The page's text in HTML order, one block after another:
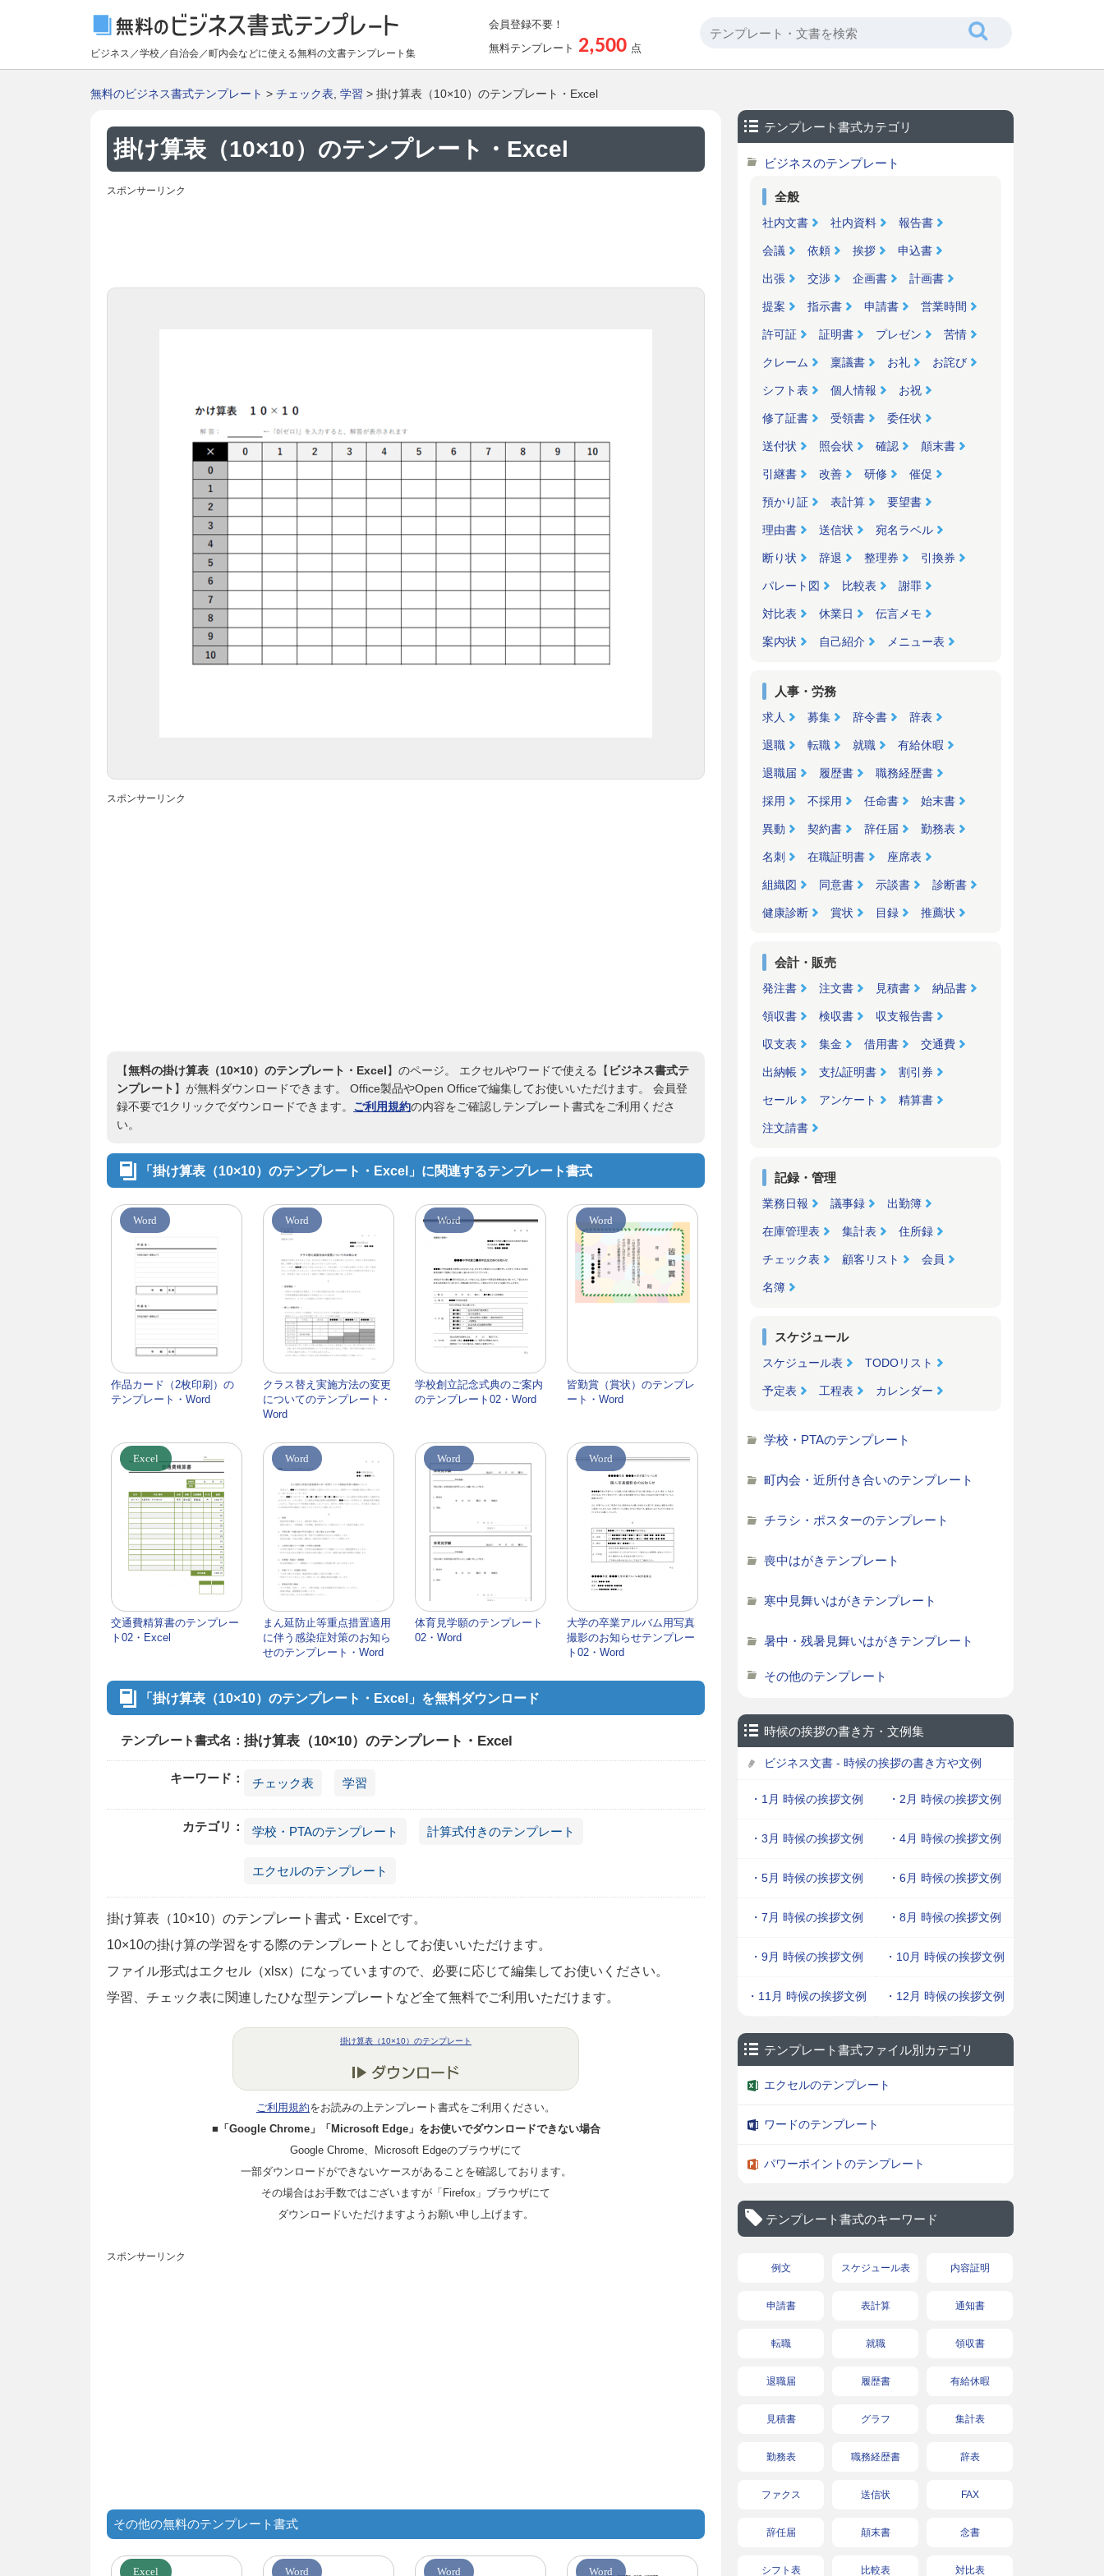
ビジネス／学校／自治会／町内会などに使える無料の文書テンプレート集
会員登録不要！
無料テンプレート 2,500 点
無料のビジネス書式テンプレート > チェック表 学習 > 掛け算表（10×10）のテンプレート・Excel
掛け算表（10×10）のテンプレート・Excel
スポンサーリンク
スポンサーリンク
【無料の掛け算表（10×10）のテンプレート・Excel】のページ。 エクセルやワードで使える【 ビジネス書式テ
ンプレート 】が無料ダウンロードできます。 Office製品やOpen Officeで編集してお使いいただけます。 会員登
録不要で1クリックでダウンロードできます。 ご利用規約の内容をご確認しテンプレート書式をご利用くださ
い。
「掛け算表（10×10）のテンプレート・Excel」に関連するテンプレート書式
Word
作品カード（2枚印刷）の
テンプレート・Word
Word
クラス替え実施方法の変更
についてのテンプレート・
Word
Word
学校創立記念式典のご案内
のテンプレート02・Word
Word
皆勤賞（賞状）のテンプレ
ート・Word
Excel
交通費精算書のテンプレー
ト02・Excel
Word
まん延防止等重点措置適用
に伴う感染症対策のお知ら
せのテンプレート・Word
Word
体育見学願のテンプレート
02・Word
Word
大学の卒業アルバム用写真
撮影のお知らせテンプレー
ト02・Word
「掛け算表（10×10）のテンプレート・Excel」を無料ダウンロード
テンプレート書式名：掛け算表（10×10）のテンプレート・Excel
キーワード： チェック表 学習
カテゴリ： 学校・PTAのテンプレート 計算式付きのテンプレート
エクセルのテンプレート
掛け算表（10×10）のテンプレート書式・Excelです。
10×10の掛け算の学習をする際のテンプレートとしてお使いいただけます。
ファイル形式はエクセル（xlsx）になっていますので、必要に応じて編集してお使いください。
学習、チェック表に関連したひな型テンプレートなど全て無料でご利用いただけます。
掛け算表（10×10）のテンプレート
ご利用規約をお読みの上テンプレート書式をご利用ください。
■「Google Chrome」「Microsoft Edge」をお使いでダウンロードできない場合
Google Chrome、Microsoft Edgeのブラウザにて
一部ダウンロードができないケースがあることを確認しております。
その場合はお手数ではございますが「Firefox」ブラウザにて
ダウンロードいただけますようお願い申し上げます。
スポンサーリンク
その他の無料のテンプレート書式
Excel Word Word Word
テンプレート書式カテゴリ
ビジネスのテンプレート
全般
社内文書 社内資料 報告書
会議 依頼 挨拶 申込書
出張 交渉 企画書 計画書
提案 指示書 申請書 営業時間
許可証 証明書 プレゼン 苦情
クレーム 稟議書 お礼 お詫び
シフト表 個人情報 お祝
修了証書 受領書 委任状
送付状 照会状 確認 顛末書
引継書 改善 研修 催促
預かり証 表計算 要望書
理由書 送信状 宛名ラベル
断り状 辞退 整理券 引換券
パレート図 比較表 謝罪
対比表 休業日 伝言メモ
案内状 自己紹介 メニュー表
人事・労務
求人 募集 辞令書 辞表
退職 転職 就職 有給休暇
退職届 履歴書 職務経歴書
採用 不採用 任命書 始末書
異動 契約書 辞任届 勤務表
名刺 在職証明書 座席表
組織図 同意書 示談書 診断書
健康診断 賞状 目録 推薦状
会計・販売
発注書 注文書 見積書 納品書
領収書 検収書 収支報告書
収支表 集金 借用書 交通費
出納帳 支払証明書 割引券
セール アンケート 精算書
注文請書
記録・管理
業務日報 議事録 出勤簿
在庫管理表 集計表 住所録
チェック表 顧客リスト 会員
名簿
スケジュール
スケジュール表 TODOリスト
予定表 工程表 カレンダー
学校・PTAのテンプレート
町内会・近所付き合いのテンプレート
チラシ・ポスターのテンプレート
喪中はがきテンプレート
寒中見舞いはがきテンプレート
暑中・残暑見舞いはがきテンプレート
その他のテンプレート
時候の挨拶の書き方・文例集
ビジネス文書 - 時候の挨拶の書き方や文例
・1月 時候の挨拶文例 ・2月 時候の挨拶文例
・3月 時候の挨拶文例 ・4月 時候の挨拶文例
・5月 時候の挨拶文例 ・6月 時候の挨拶文例
・7月 時候の挨拶文例 ・8月 時候の挨拶文例
・9月 時候の挨拶文例 ・10月 時候の挨拶文例
・11月 時候の挨拶文例 ・12月 時候の挨拶文例
テンプレート書式ファイル別カテゴリ
エクセルのテンプレート
ワードのテンプレート
パワーポイントのテンプレート
テンプレート書式のキーワード
例文 スケジュール表 内容証明
申請書 表計算 通知書
転職 就職 領収書
退職届 履歴書 有給休暇
見積書 グラフ 集計表
勤務表 職務経歴書 辞表
ファクス 送信状 FAX
辞任届 顛末書 念書
シフト表 比較表 対比表